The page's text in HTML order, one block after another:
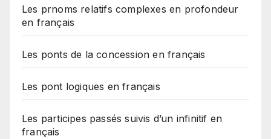
Les prnoms relatifs complexes en profondeur
en français
Les ponts de la concession en français
Les pont logiques en français
Les participes passés suivis d’un infinitif en
français